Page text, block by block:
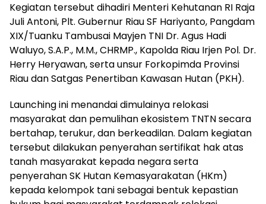
Kegiatan tersebut dihadiri Menteri Kehutanan RI Raja
Juli Antoni, Plt. Gubernur Riau SF Hariyanto, Pangdam
XIX/Tuanku Tambusai Mayjen TNI Dr. Agus Hadi
Waluyo, S.A.P., M.M., CHRMP., Kapolda Riau Irjen Pol. Dr.
Herry Heryawan, serta unsur Forkopimda Provinsi
Riau dan Satgas Penertiban Kawasan Hutan (PKH).
Launching ini menandai dimulainya relokasi
masyarakat dan pemulihan ekosistem TNTN secara
bertahap, terukur, dan berkeadilan. Dalam kegiatan
tersebut dilakukan penyerahan sertifikat hak atas
tanah masyarakat kepada negara serta
penyerahan SK Hutan Kemasyarakatan (HKm)
kepada kelompok tani sebagai bentuk kepastian